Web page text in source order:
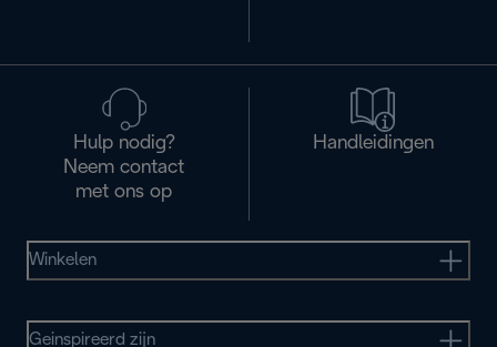
Hulp nodig?
Neem contact
met ons op
Handleidingen
Winkelen
Geinspireerd zijn